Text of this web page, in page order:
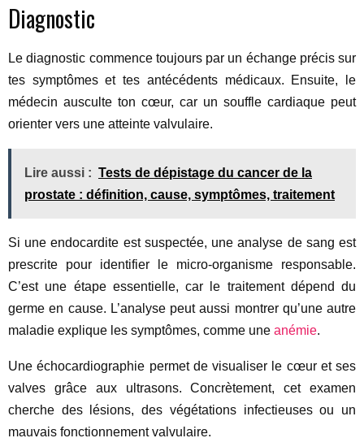
Diagnostic
Le diagnostic commence toujours par un échange précis sur
tes symptômes et tes antécédents médicaux. Ensuite, le
médecin ausculte ton cœur, car un souffle cardiaque peut
orienter vers une atteinte valvulaire.
Lire aussi : Tests de dépistage du cancer de la
prostate : définition, cause, symptômes, traitement
Si une endocardite est suspectée, une analyse de sang est
prescrite pour identifier le micro-organisme responsable.
C’est une étape essentielle, car le traitement dépend du
germe en cause. L’analyse peut aussi montrer qu’une autre
maladie explique les symptômes, comme une anémie.
Une échocardiographie permet de visualiser le cœur et ses
valves grâce aux ultrasons. Concrètement, cet examen
cherche des lésions, des végétations infectieuses ou un
mauvais fonctionnement valvulaire.